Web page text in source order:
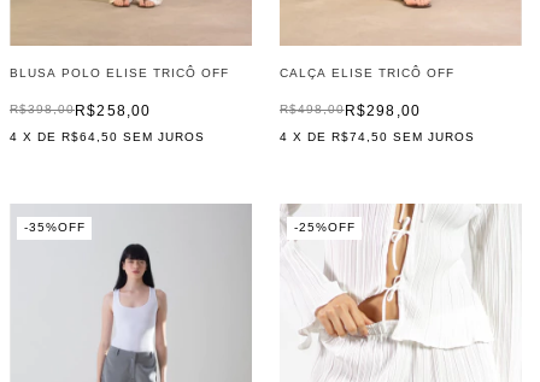
BLUSA POLO ELISE TRICÔ OFF
R$258,00
R$398,00
4 X DER$64,50 SEM JUROS
CALÇA ELISE TRICÔ OFF
R$298,00
R$498,00
4 X DE R$74,50 SEM JUROS
-35%OFF -25%OFF